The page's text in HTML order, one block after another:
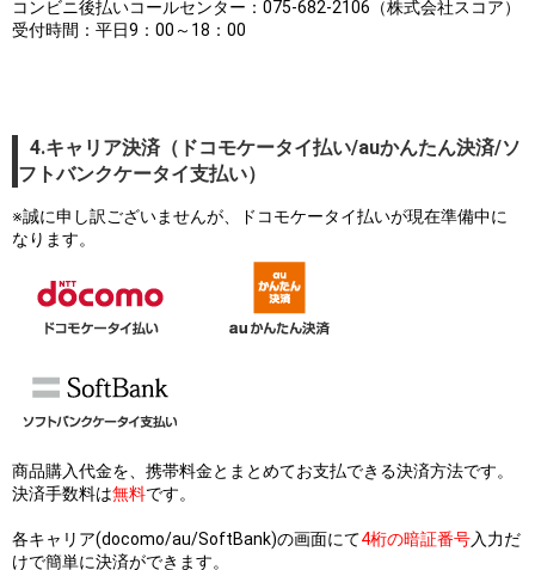
コンビニ後払いコールセンター：075-682-2106（株式会社スコア）
受付時間：平日9：00～18：00
4.キャリア決済（ドコモケータイ払い/auかんたん決済/ソ
フトバンクケータイ支払い）
※誠に申し訳ございませんが、ドコモケータイ払いが現在準備中に
なります。
商品購入代金を、携帯料金とまとめてお支払できる決済方法です。
決済手数料は無料です。
各キャリア(docomo/au/SoftBank)の画面にて4桁の暗証番号入力だ
けで簡単に決済ができます。